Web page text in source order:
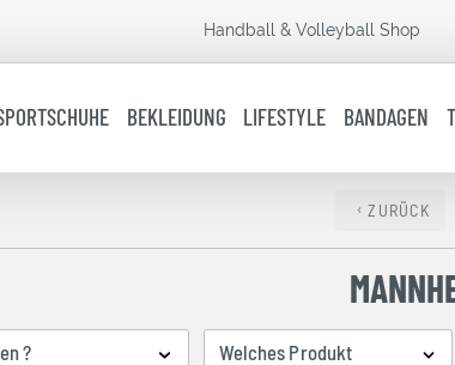
Handball & Volleyball Shop
BEKLEIDUNG LIFESTYLE BANDAGEN
ZURÜCK
? Welches Produkt